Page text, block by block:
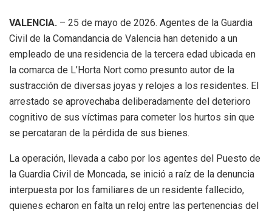
VALENCIA. – 25 de mayo de 2026. Agentes de la Guardia
Civil de la Comandancia de Valencia han detenido a un
empleado de una residencia de la tercera edad ubicada en
la comarca de L’Horta Nort como presunto autor de la
sustracción de diversas joyas y relojes a los residentes. El
arrestado se aprovechaba deliberadamente del deterioro
cognitivo de sus víctimas para cometer los hurtos sin que
se percataran de la pérdida de sus bienes.
La operación, llevada a cabo por los agentes del Puesto de
la Guardia Civil de Moncada, se inició a raíz de la denuncia
interpuesta por los familiares de un residente fallecido,
quienes echaron en falta un reloj entre las pertenencias del